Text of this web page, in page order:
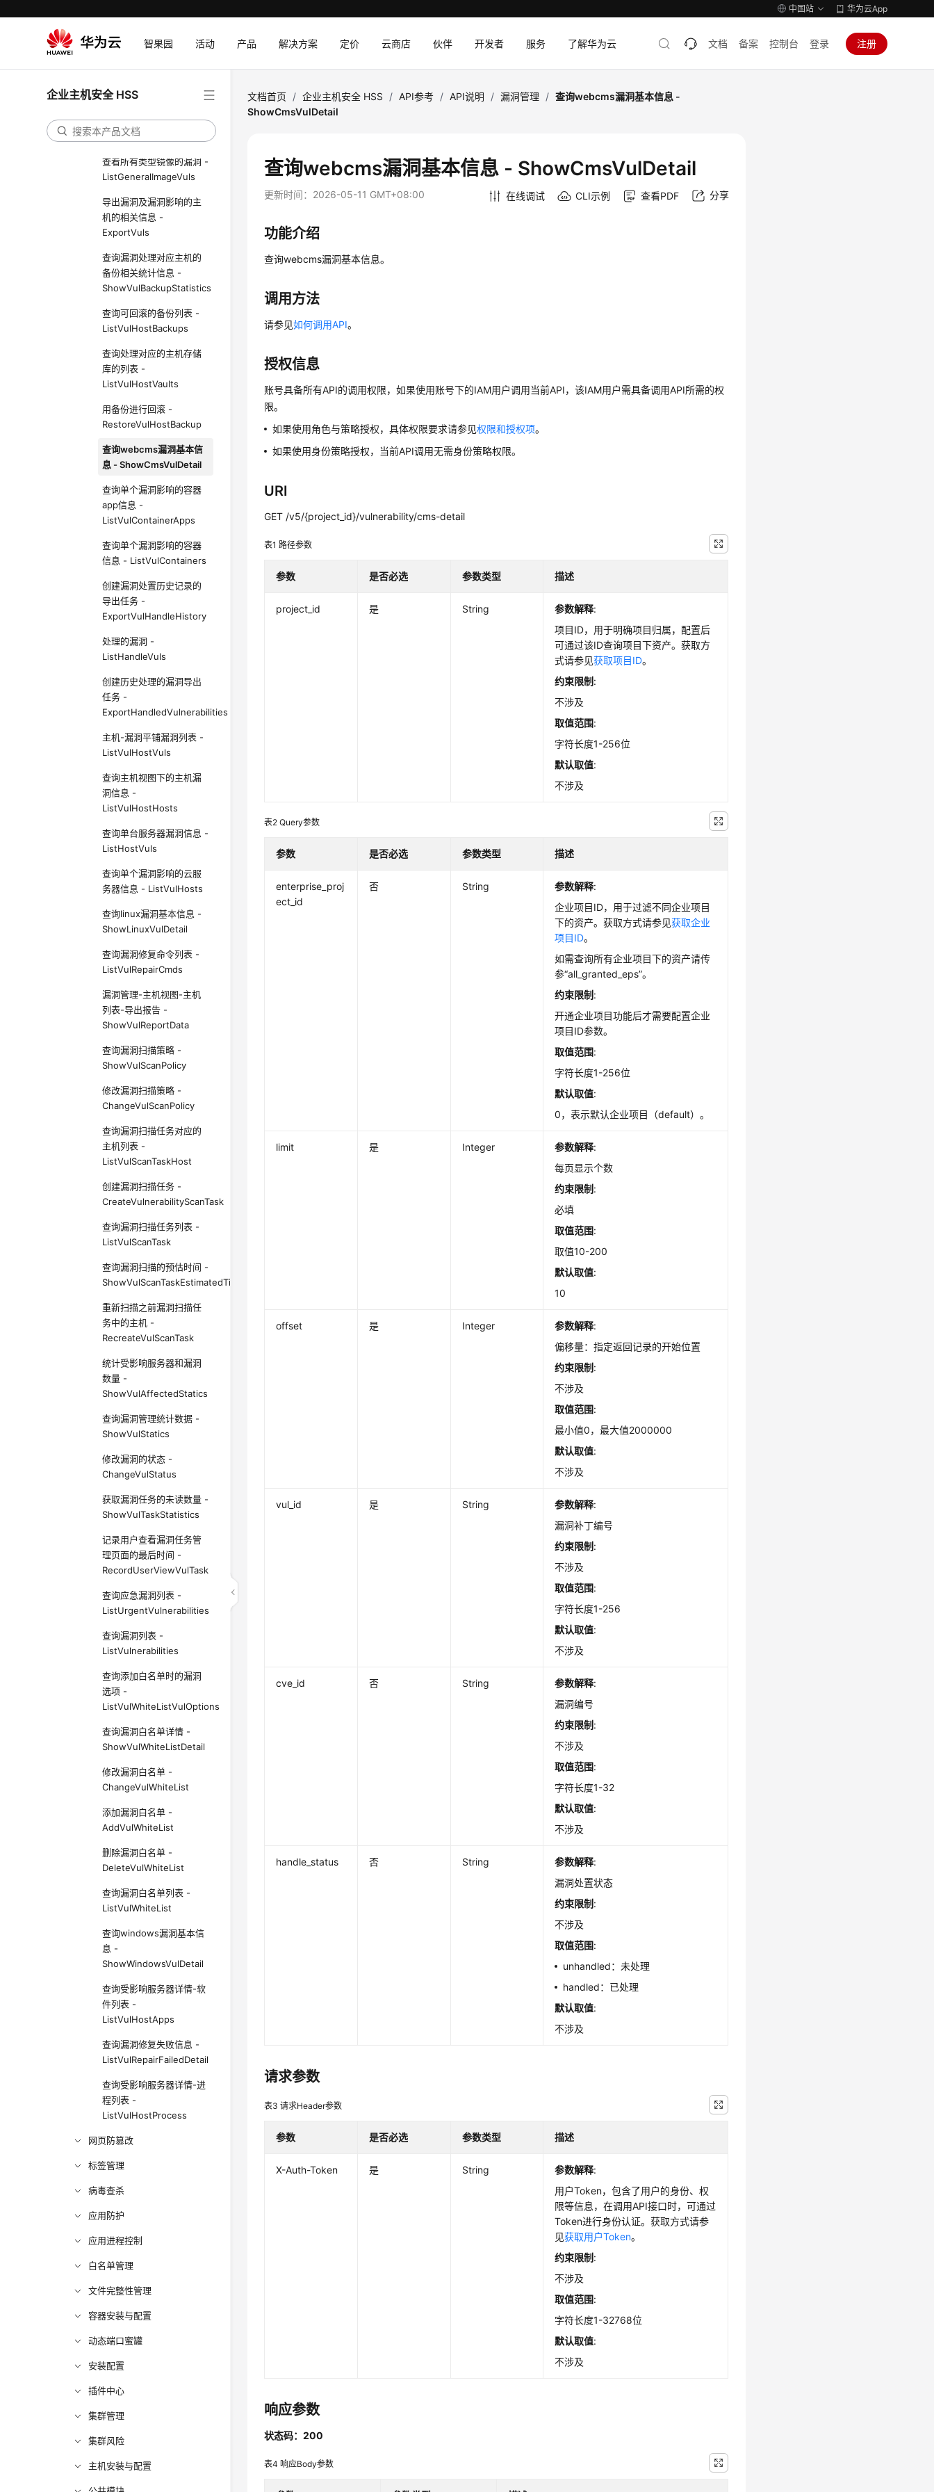
中国站 华为云App
智果园 活动 产品 解决方案 定价 云商店 伙伴 开发者 服务 了解华为云 文档 备案 控制台 登录 注册
企业主机安全 HSS
记录 -
ListGeneralImageVulOperations
查看所有类型镜像的漏洞 -
ListGeneralImageVuls
导出漏洞及漏洞影响的主
机的相关信息 -
ExportVuls
查询漏洞处理对应主机的
备份相关统计信息 -
ShowVulBackupStatistics
查询可回滚的备份列表 -
ListVulHostBackups
查询处理对应的主机存储
库的列表 -
ListVulHostVaults
用备份进行回滚 -
RestoreVulHostBackup
查询webcms漏洞基本信
息 - ShowCmsVulDetail
查询单个漏洞影响的容器
app信息 -
ListVulContainerApps
查询单个漏洞影响的容器
信息 - ListVulContainers
创建漏洞处置历史记录的
导出任务 -
ExportVulHandleHistory
处理的漏洞 -
ListHandleVuls
创建历史处理的漏洞导出
任务 -
ExportHandledVulnerabilities
主机-漏洞平铺漏洞列表 -
ListVulHostVuls
查询主机视图下的主机漏
洞信息 -
ListVulHostHosts
查询单台服务器漏洞信息 -
ListHostVuls
查询单个漏洞影响的云服
务器信息 - ListVulHosts
查询linux漏洞基本信息 -
ShowLinuxVulDetail
查询漏洞修复命令列表 -
ListVulRepairCmds
漏洞管理-主机视图-主机
列表-导出报告 -
ShowVulReportData
查询漏洞扫描策略 -
ShowVulScanPolicy
修改漏洞扫描策略 -
ChangeVulScanPolicy
查询漏洞扫描任务对应的
主机列表 -
ListVulScanTaskHost
创建漏洞扫描任务 -
CreateVulnerabilityScanTask
查询漏洞扫描任务列表 -
ListVulScanTask
查询漏洞扫描的预估时间 -
ShowVulScanTaskEstimatedTime
重新扫描之前漏洞扫描任
务中的主机 -
RecreateVulScanTask
统计受影响服务器和漏洞
数量 -
ShowVulAffectedStatics
查询漏洞管理统计数据 -
ShowVulStatics
修改漏洞的状态 -
ChangeVulStatus
获取漏洞任务的未读数量 -
ShowVulTaskStatistics
记录用户查看漏洞任务管
理页面的最后时间 -
RecordUserViewVulTask
查询应急漏洞列表 -
ListUrgentVulnerabilities
查询漏洞列表 -
ListVulnerabilities
查询添加白名单时的漏洞
选项 -
ListVulWhiteListVulOptions
查询漏洞白名单详情 -
ShowVulWhiteListDetail
修改漏洞白名单 -
ChangeVulWhiteList
添加漏洞白名单 -
AddVulWhiteList
删除漏洞白名单 -
DeleteVulWhiteList
查询漏洞白名单列表 -
ListVulWhiteList
查询windows漏洞基本信
息 -
ShowWindowsVulDetail
查询受影响服务器详情-软
件列表 -
ListVulHostApps
查询漏洞修复失败信息 -
ListVulRepairFailedDetail
查询受影响服务器详情-进
程列表 -
ListVulHostProcess
网页防篡改
标签管理
病毒查杀
应用防护
应用进程控制
白名单管理
文件完整性管理
容器安装与配置
动态端口蜜罐
安装配置
插件中心
集群管理
集群风险
主机安装与配置
文档首页 / 企业主机安全 HSS / API参考 / API说明 / 漏洞管理 / 查询webcms漏洞基本信息 -
ShowCmsVulDetail
查询webcms漏洞基本信息 - ShowCmsVulDetail
更新时间： 2026-05-11 GMT+08:00 在线调试 CLI示例 查看PDF 分享
功能介绍
查询webcms漏洞基本信息。
调用方法
请参见如何调用API。
授权信息
账号具备所有API的调用权限，如果使用账号下的IAM用户调用当前API，该IAM用户需具备调用API所需的权
限。
如果使用角色与策略授权，具体权限要求请参见权限和授权项。
如果使用身份策略授权，当前API调用无需身份策略权限。
URI
GET /v5/{project_id}/vulnerability/cms-detail
表1路径参数
参数 是否必选 参数类型 描述
project_id 是 String 参数解释:
项目ID，用于明确项目归属，配置后
可通过该ID查询项目下资产。获取方
式请参见获取项目ID。
约束限制 :
不涉及
取值范围:
字符长度1-256位
默认取值:
不涉及
表2Query参数
参数 是否必选 参数类型 描述
enterprise_proj
ect_id
否 String 参数解释:
企业项目ID，用于过滤不同企业项目
下的资产。获取方式请参见获取企业
项目ID。
如需查询所有企业项目下的资产请传
参“all_granted_eps”。
约束限制 :
开通企业项目功能后才需要配置企业
项目ID参数。
取值范围:
字符长度1-256位
默认取值:
0，表示默认企业项目（default）。
limit 是 Integer 参数解释:
每页显示个数
约束限制 :
必填
取值范围:
取值10-200
默认取值:
10
offset 是 Integer 参数解释:
偏移量：指定返回记录的开始位置
约束限制 :
不涉及
取值范围:
最小值0，最大值2000000
默认取值:
不涉及
vul_id 是 String 参数解释:
漏洞补丁编号
约束限制 :
不涉及
取值范围:
字符长度1-256
默认取值:
不涉及
cve_id 否 String 参数解释:
漏洞编号
约束限制 :
不涉及
取值范围:
字符长度1-32
默认取值:
不涉及
handle_status 否 String 参数解释:
漏洞处置状态
约束限制 :
不涉及
取值范围:
unhandled：未处理
handled：已处理
默认取值:
不涉及
请求参数
表3请求Header参数
参数 是否必选 参数类型 描述
X-Auth-Token 是 String 参数解释:
用户Token，包含了用户的身份、权
限等信息，在调用API接口时，可通过
Token进行身份认证。获取方式请参
见获取用户Token。
约束限制 :
不涉及
取值范围:
字符长度1-32768位
默认取值:
不涉及
响应参数
状态码：200
表4响应Body参数